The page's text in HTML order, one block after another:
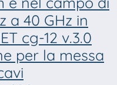
a 40 GHz in
cg-12 v.3.0
per la messa